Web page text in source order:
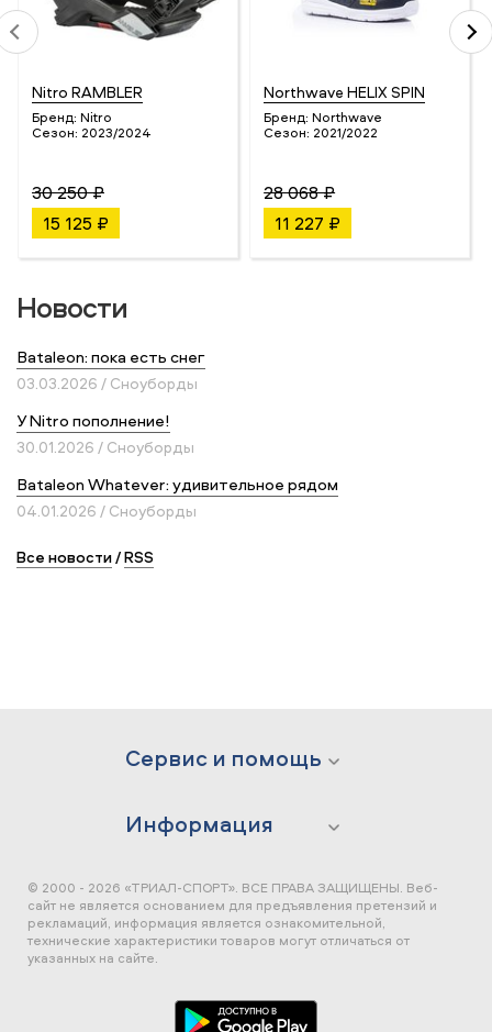
Nitro RAMBLER
Бренд: Nitro
Сезон: 2023/2024
30 250 ₽
15 125 ₽
Northwave HELIX SPIN
Бренд: Northwave
Сезон: 2021/2022
28 068 ₽
11 227 ₽
Новости
Bataleon: пока есть снег
03.03.2026 / Сноуборды
У Nitro пополнение!
30.01.2026 / Сноуборды
Bataleon Whatever: удивительное рядом
04.01.2026 / Сноуборды
Все новости/RSS
Сервис и помощь
Информация
© 2000 - 2026 «ТРИАЛ-СПОРТ». ВСЕ ПРАВА ЗАЩИЩЕНЫ. Веб-
сайт не является основанием для предъявления претензий и
рекламаций, информация является ознакомительной,
технические характеристики товаров могут отличаться от
указанных на сайте.